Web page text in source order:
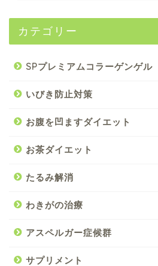
カテゴリー
SPプレミアムコラーゲンゲル
いびき防止対策
お腹を凹ますダイエット
お茶ダイエット
たるみ解消
わきがの治療
アスペルガー症候群
サプリメント